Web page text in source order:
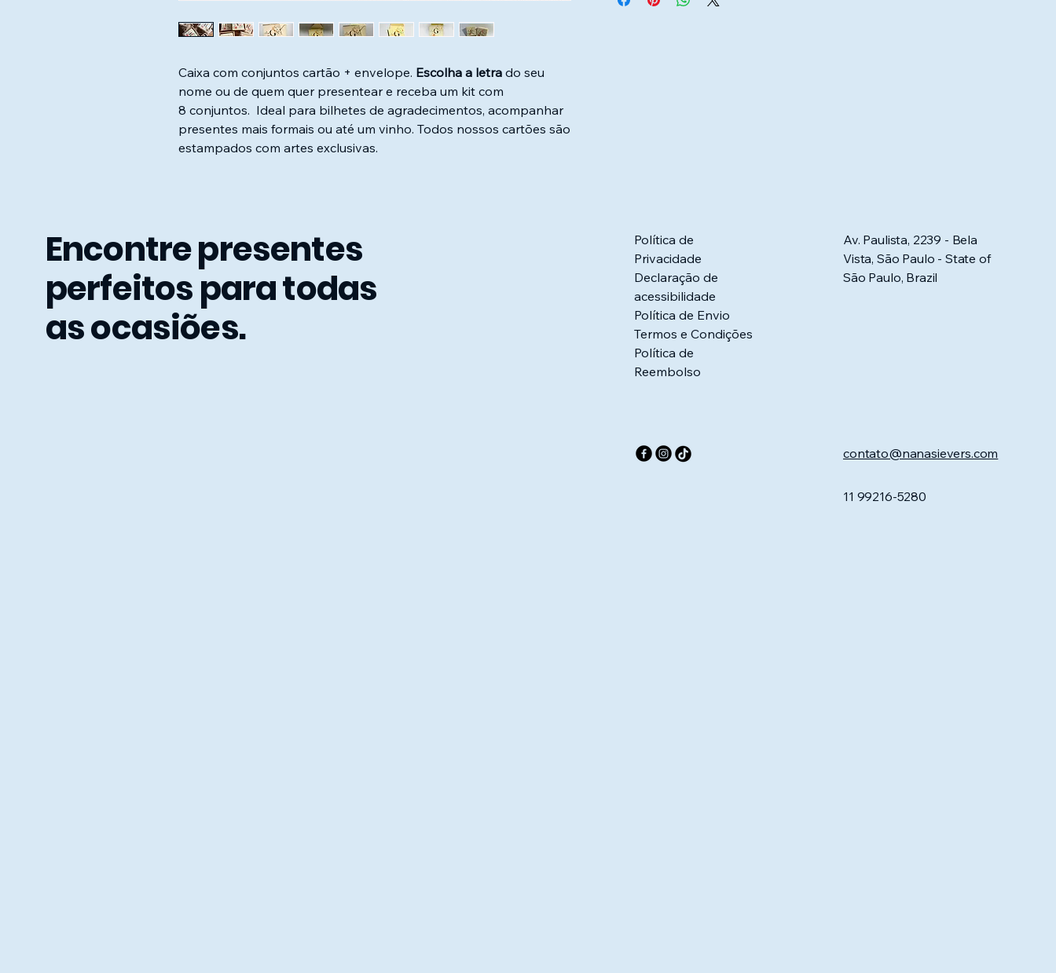
Caixa com conjuntos cartão + envelope. Escolha a letra do seu
nome ou de quem quer presentear e receba um kit com
8 conjuntos. Ideal para bilhetes de agradecimentos, acompanhar
presentes mais formais ou até um vinho. Todos nossos cartões são
estampados com artes exclusivas.
Encontre presentes
perfeitos para todas
as ocasiões.
Política de
Privacidade
Declaração de
acessibilidade
Política de Envio
Termos e Condições
Política de
Reembolso
Av. Paulista, 2239 - Bela
Vista, São Paulo - State of
São Paulo, Brazil
contato@nanasievers.com
11 99216-5280